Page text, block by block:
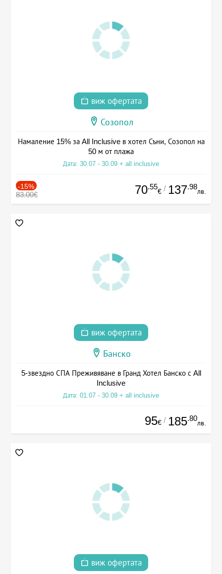
виж офертата
Созопол
Намаление 15% за All Inclusive в хотел Съни, Созопол на
50 м от плажа
Дата: 30.07 - 30.09 + all inclusive
-15%
83.00€ 70.55
€ / 137.98
лв.
виж офертата
Банско
5-звездно СПА Преживяване в Гранд Хотел Банско с All
Inclusive
Дата: 01.07 - 30.09 + all inclusive
95€ / 185.80
лв.
виж офертата